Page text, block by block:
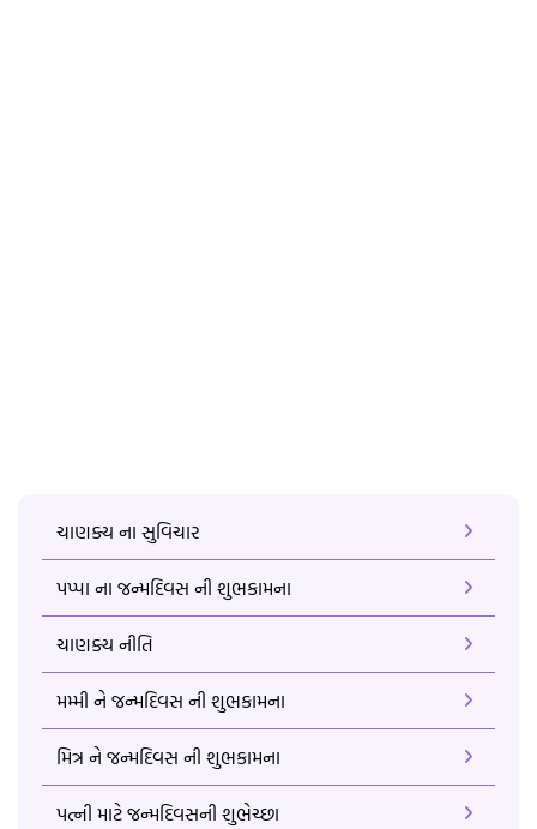
ચાણક્ય ના સુવિચાર
પપ્પા ના જન્મદિવસ ની શુભકામના
ચાણક્ય નીતિ
મમ્મી ને જન્મદિવસ ની શુભકામના
મિત્ર ને જન્મદિવસ ની શુભકામના
પત્ની માટે જન્મદિવસની શુભેચ્છા